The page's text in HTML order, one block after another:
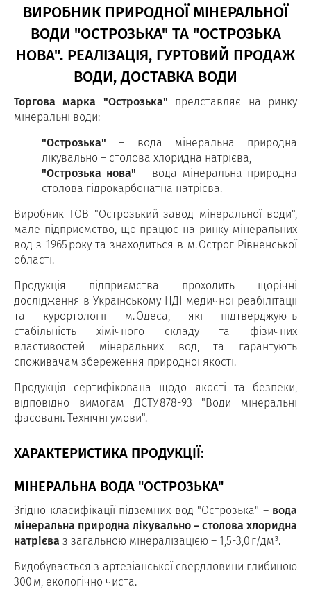
ВИРОБНИК ПРИРОДНОЇ МІНЕРАЛЬНОЇ
ВОДИ "ОСТРОЗЬКА" ТА "ОСТРОЗЬКА
НОВА". РЕАЛІЗАЦІЯ, ГУРТОВИЙ ПРОДАЖ
ВОДИ, ДОСТАВКА ВОДИ
Торгова марка "Острозька" представляє на ринку
мінеральні води:
"Острозька" – вода мінеральна природна
лікувально – столова хлоридна натрієва,
"Острозька нова" – вода мінеральна природна
столова гідрокарбонатна натрієва.
Виробник ТОВ "Острозький завод мінеральної води",
мале підприємство, що працює на ринку мінеральних
вод з 1965 року та знаходиться в м. Острог Рівненської
області.
Продукція підприємства проходить щорічні
дослідження в Українському НДІ медичної реабілітації
та курортології м. Одеса, які підтверджують
стабільність хімічного складу та фізичних
властивостей мінеральних вод, та гарантують
споживачам збереження природної якості.
Продукція сертифікована щодо якості та безпеки,
відповідно вимогам ДСТУ 878-93 "Води мінеральні
фасовані. Технічні умови".
ХАРАКТЕРИСТИКА ПРОДУКЦІЇ:
МІНЕРАЛЬНА ВОДА "ОСТРОЗЬКА"
Згідно класифікації підземних вод "Острозька" – вода
мінеральна природна лікувально – столова хлоридна
натрієва з загальною мінералізацією – 1,5-3,0 г/дм³.
Видобувається з артезіанської свердловини глибиною
300 м, екологічно чиста.